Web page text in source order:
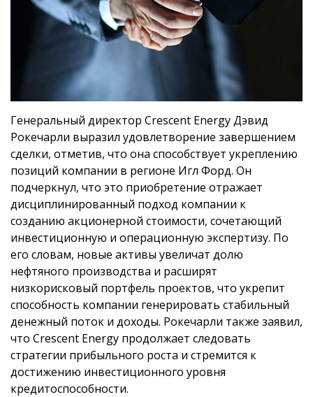
Генеральный директор Crescent Energy Дэвид
Рокечарли выразил удовлетворение завершением
сделки, отметив, что она способствует укреплению
позиций компании в регионе Игл Форд. Он
подчеркнул, что это приобретение отражает
дисциплинированный подход компании к
созданию акционерной стоимости, сочетающий
инвестиционную и операционную экспертизу. По
его словам, новые активы увеличат долю
нефтяного производства и расширят
низкорисковый портфель проектов, что укрепит
способность компании генерировать стабильный
денежный поток и доходы. Рокечарли также заявил,
что Crescent Energy продолжает следовать
стратегии прибыльного роста и стремится к
достижению инвестиционного уровня
кредитоспособности.